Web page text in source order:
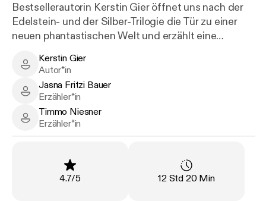
Bestsellerautorin Kerstin Gier öffnet uns nach der
Edelstein- und der Silber-Trilogie die Tür zu einer
neuen phantastischen Welt und erzählt eine
Perspektiven:
Quinn ist cool, smart und beliebt. Matilda
entstammt der verhassten Nachbarsfamilie, hat
eine Vorliebe für Fantasyromane und ist definitiv
wird, sieht er Dinge, die nicht von dieser Welt sein
können. Nur - wem kann man sich anvertrauen,
Kerstin Gier - Author
Kerstin Gier
Autor*in
Jasna Fritzi Bauer - Narrator
Jasna Fritzi Bauer
Erzähler*in
Timmo Niesner - Narrator
Timmo Niesner
Erzähler*in
Bewertung
4.7/5 Länge:
12 Std 20 Min